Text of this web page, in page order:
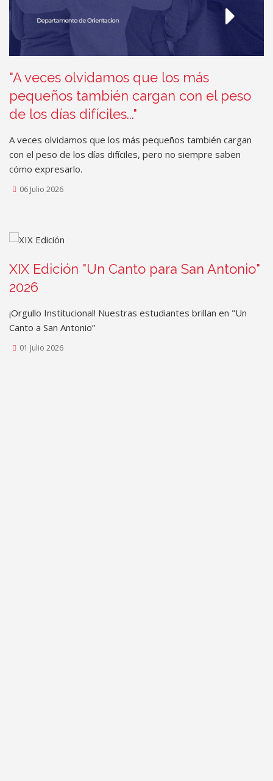
"A veces olvidamos que los más
pequeños también cargan con el peso
de los días difíciles..."
A veces olvidamos que los más pequeños también cargan
con el peso de los días difíciles, pero no siempre saben
cómo expresarlo.
06 Julio 2026
XIX Edición "Un Canto para San Antonio"
2026
¡Orgullo Institucional! Nuestras estudiantes brillan en "Un
Canto a San Antonio”
01 Julio 2026